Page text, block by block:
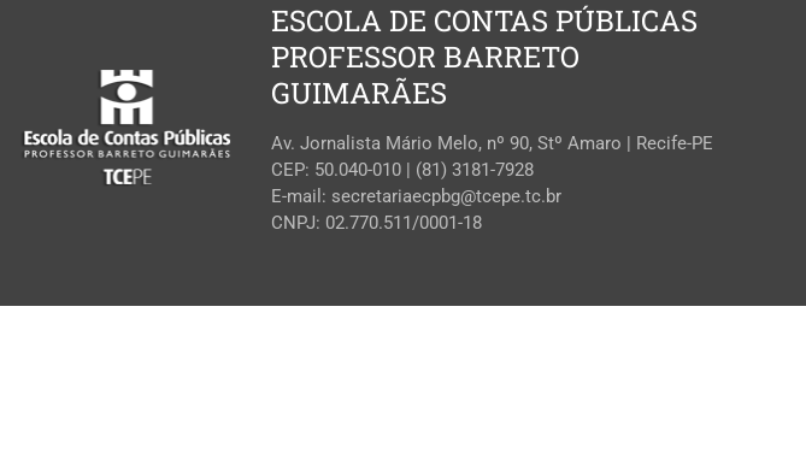
ESCOLA DE CONTAS PÚBLICAS
PROFESSOR BARRETO
GUIMARÃES
Av. Jornalista Mário Melo, nº 90, Stº Amaro | Recife-PE
CEP: 50.040-010 | (81) 3181-7928
E-mail: secretariaecpbg@tcepe.tc.br
CNPJ: 02.770.511/0001-18